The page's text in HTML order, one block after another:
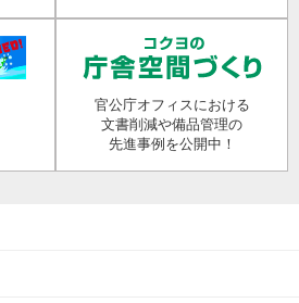
官公庁オフィスにおける
文書削減や備品管理の
先進事例を公開中！